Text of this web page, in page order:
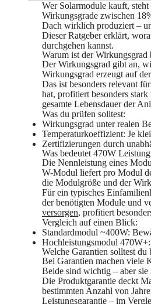
Wer Solarmodule kauft,
Wirkungsgrade zwischen
Dach wirklich produziert –
Dieser Ratgeber erklärt,
durchgehen kannst.
Warum ist der Wirkungsgrad
Der Wirkungsgrad gibt an,
Wirkungsgrad erzeugt auf
Das ist besonders relevant
hat, profitiert besonders
gesamte Lebensdauer der
Was du prüfen solltest:
Wirkungsgrad unter realen
Temperaturkoeffizient: Je
Zertifizierungen durch
Was bedeutet 470W
Die Nennleistung eines
W-Modul liefert pro Modul
die Modulgröße und der
Für ein typisches
der benötigten Module und
versorgen, profitiert
Vergleich auf einen Blick:
Standardmodul ~400W:
Hochleistungsmodul 470W+:
Welche Garantien solltest
Bei Garantien machen viele
Beide sind wichtig – aber
Die Produktgarantie deckt
bestimmten Anzahl von
Leistungsgarantie – im